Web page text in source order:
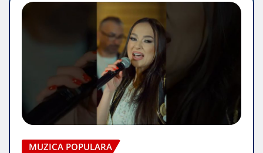
MUZICA POPULARA